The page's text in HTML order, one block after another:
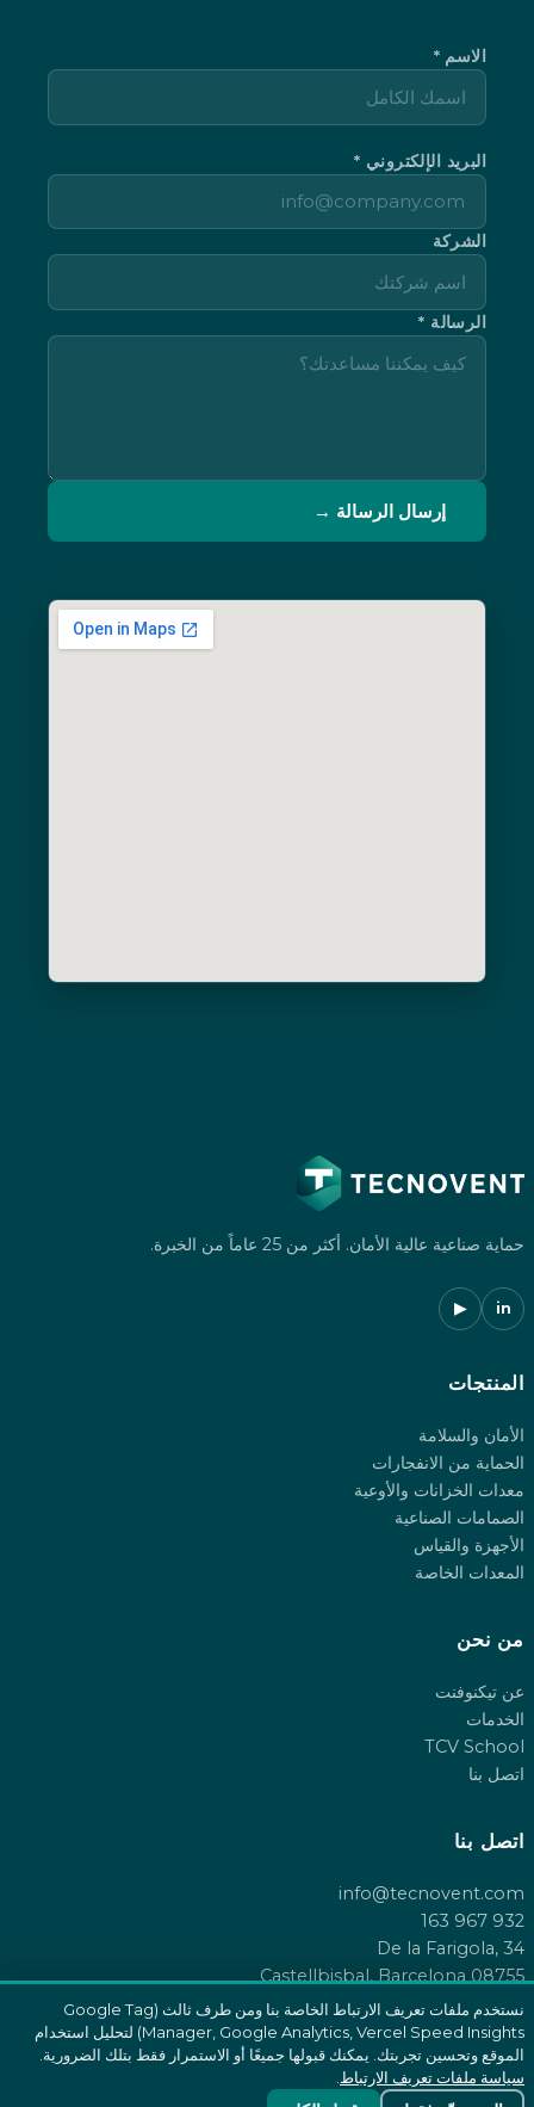
الاسم *
البريد الإلكتروني *
الشركة
الرسالة *
إرسال الرسالة →
حماية صناعية عالية الأمان. أكثر من 25 عاماً من الخبرة.
in
▶
المنتجات
الأمان والسلامة
الحماية من الانفجارات
معدات الخزانات والأوعية
الصمامات الصناعية
الأجهزة والقياس
المعدات الخاصة
من نحن
عن تيكنوفنت
الخدمات
TCV School
اتصل بنا
اتصل بنا
info@tecnovent.com
932 967 163
De la Farigola, 34
08755 Castellbisbal, Barcelona
© 2026 Tecnovent SL. جميع الحقوق محفوظة.
نستخدم ملفات تعريف الارتباط الخاصة بنا ومن طرف ثالث (Google Tag
Manager, Google Analytics, Vercel Speed Insights) لتحليل استخدام
الموقع وتحسين تجربتك. يمكنك قبولها جميعًا أو الاستمرار فقط بتلك الضرورية.
سياسة ملفات تعريف الارتباط